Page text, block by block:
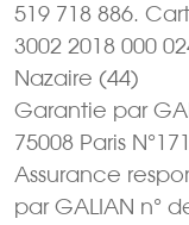
519 718 886.
3002 2018 000
Nazaire (44)
Garantie par
75008 Paris
Assurance
par GALIAN n°